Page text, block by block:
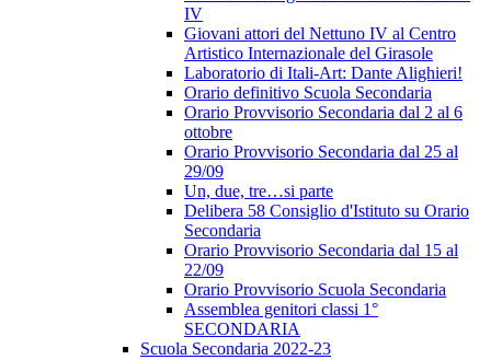
IV
Giovani attori del Nettuno IV al Centro
Artistico Internazionale del Girasole
Laboratorio di Itali-Art: Dante Alighieri!
Orario definitivo Scuola Secondaria
Orario Provvisorio Secondaria dal 2 al 6
ottobre
Orario Provvisorio Secondaria dal 25 al
29/09
Un, due, tre…si parte
Delibera 58 Consiglio d'Istituto su Orario
Secondaria
Orario Provvisorio Secondaria dal 15 al
22/09
Orario Provvisorio Scuola Secondaria
Assemblea genitori classi 1°
SECONDARIA
Scuola Secondaria 2022-23